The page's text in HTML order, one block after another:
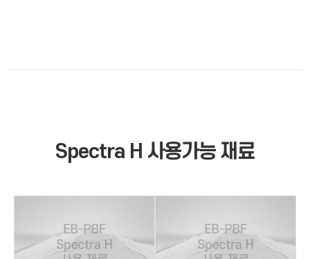
Spectra H 사용가능 재료